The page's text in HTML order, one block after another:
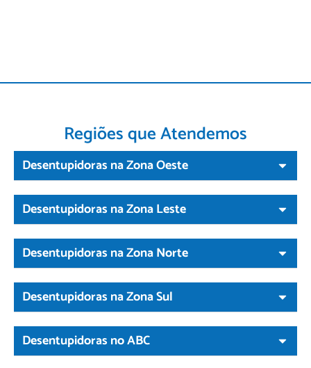
Regiões que Atendemos
Desentupidoras na Zona Oeste
Desentupidoras na Zona Leste
Desentupidoras na Zona Norte
Desentupidoras na Zona Sul
Desentupidoras no ABC